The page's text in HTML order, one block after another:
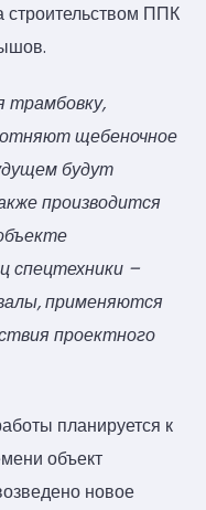
строительством ППК
трамбовку,
щебеночное
будут
производится
спецтехники –
применяются
проектного
планируется к
объект
новое